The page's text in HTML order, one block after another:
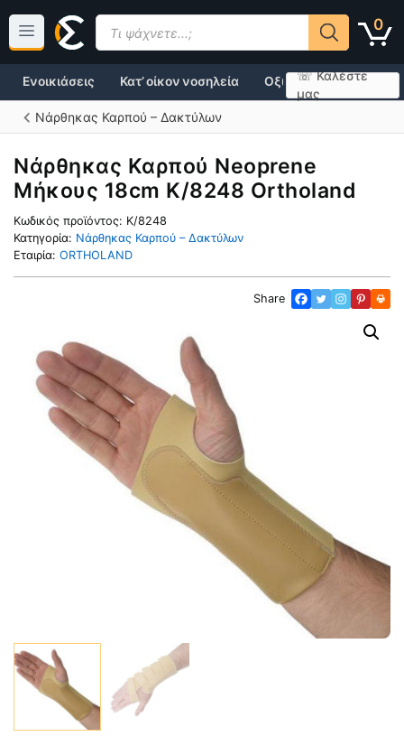
περιεχόμενο
0
Products
search
☏ Καλέστε
μας
Κατ’ οίκον νοσηλεία Οξυγονοθεραπεία
Ενοικιάσεις
Νάρθηκας Καρπού – Δακτύλων
Νάρθηκας Καρπού Neoprene
Μήκους 18cm K/8248 Ortholand
Κωδικός προϊόντος: K/8248
Κατηγορία: Νάρθηκας Καρπού – Δακτύλων
Εταιρία: ORTHOLAND
Share